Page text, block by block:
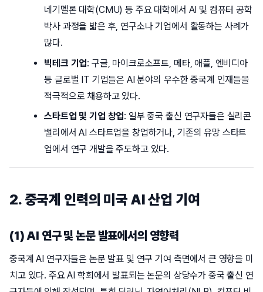
네기멜론 대학(CMU) 등 주요 대학에서 AI 및 컴퓨터 공학
박사 과정을 밟은 후, 연구소나 기업에서 활동하는 사례가
많다.
빅테크 기업: 구글, 마이크로소프트, 메타, 애플, 엔비디아
등 글로벌 IT 기업들은 AI 분야의 우수한 중국계 인재들을
적극적으로 채용하고 있다.
스타트업 및 기업 창업: 일부 중국 출신 연구자들은 실리콘
밸리에서 AI 스타트업을 창업하거나, 기존의 유망 스타트
업에서 연구 개발을 주도하고 있다.
2. 중국계 인력의 미국 AI 산업 기여
(1) AI 연구 및 논문 발표에서의 영향력
중국계 AI 연구자들은 논문 발표 및 연구 기여 측면에서 큰 영향을 미
치고 있다. 주요 AI 학회에서 발표되는 논문의 상당수가 중국 출신 연